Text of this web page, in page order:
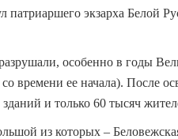
патриаршего экзарха Белой
особенно в годы
времени ее начала). После
зданий и только 60 тысяч
из которых –